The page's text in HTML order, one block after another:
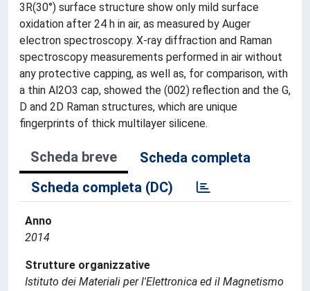
3R(30°) surface structure show only mild surface
oxidation after 24 h in air, as measured by Auger
electron spectroscopy. X-ray diffraction and Raman
spectroscopy measurements performed in air without
any protective capping, as well as, for comparison, with
a thin Al2O3 cap, showed the (002) reflection and the G,
D and 2D Raman structures, which are unique
fingerprints of thick multilayer silicene.
Scheda breve
Scheda completa
Scheda completa (DC)
Anno
2014
Strutture organizzative
Istituto dei Materiali per l'Elettronica ed il Magnetismo